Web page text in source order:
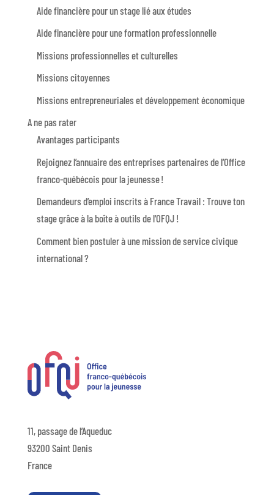
Aide financière pour un stage lié aux études
Aide financière pour une formation professionnelle
Missions professionnelles et culturelles
Missions citoyennes
Missions entrepreneuriales et développement économique
A ne pas rater
Avantages participants
Rejoignez l’annuaire des entreprises partenaires de l’Office
franco-québécois pour la jeunesse !
Demandeurs d’emploi inscrits à France Travail : Trouve ton
stage grâce à la boîte à outils de l’OFQJ !
Comment bien postuler à une mission de service civique
international ?
11, passage de l’Aqueduc
93200 Saint Denis
France